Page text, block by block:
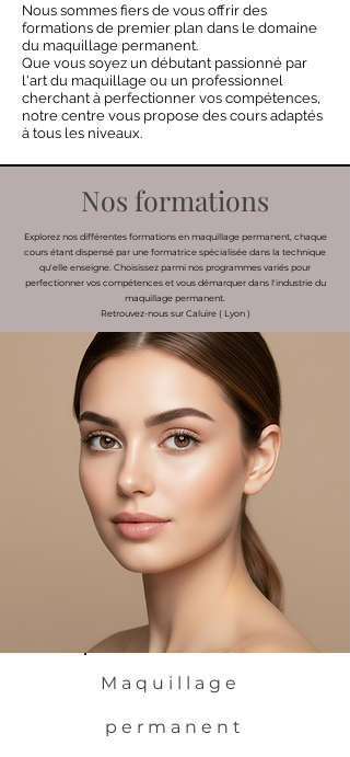
Nous sommes fiers de vous offrir des
formations de premier plan dans le domaine
du maquillage permanent.
Que vous soyez un débutant passionné par
l'art du maquillage ou un professionnel
cherchant à perfectionner vos compétences,
notre centre vous propose des cours adaptés
à tous les niveaux.
Nos formations
Explorez nos différentes formations en maquillage permanent, chaque
cours étant dispensé par une formatrice spécialisée dans la technique
qu'elle enseigne. Choisissez parmi nos programmes variés pour
perfectionner vos compétences et vous démarquer dans l'industrie du
maquillage permanent.
Retrouvez-nous sur Caluire ( Lyon )
Maquillage
permanent